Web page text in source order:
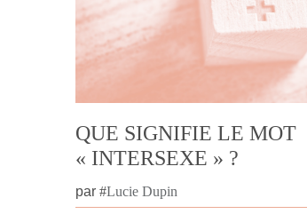
QUE SIGNIFIE LE MOT
« INTERSEXE » ?
par #Lucie Dupin